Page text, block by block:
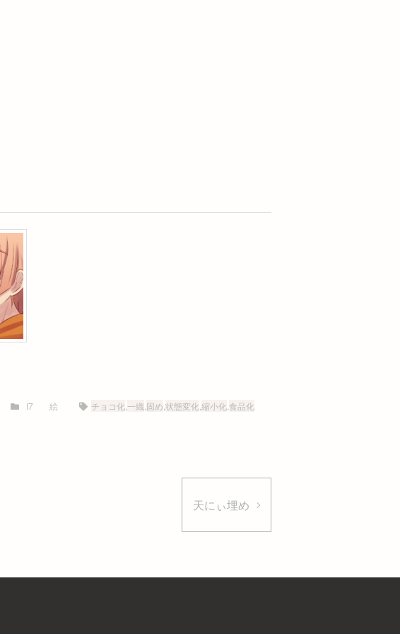
I7 絵 チョコ化一織 固め 状態変化縮小化食品化
天にぃ埋め